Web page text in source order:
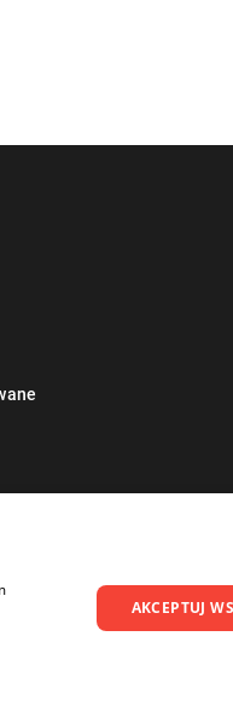
AKCEPTUJ